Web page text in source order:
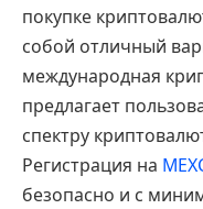
покупке
собой отличный
международная
предлагает
спектру
Регистрация на
безопасно и с